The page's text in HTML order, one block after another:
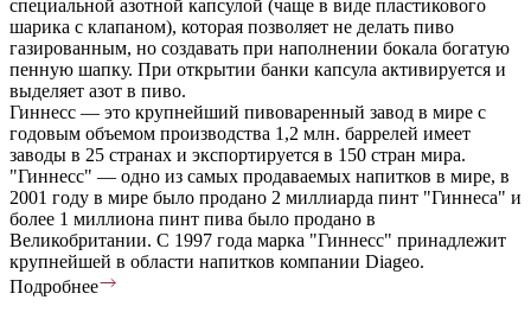
специальной азотной капсулой (чаще в виде пластикового
шарика с клапаном), которая позволяет не делать пиво
газированным, но создавать при наполнении бокала богатую
пенную шапку. При открытии банки капсула активируется и
выделяет азот в пиво.
Гиннесс — это крупнейший пивоваренный завод в мире с
годовым объемом производства 1,2 млн. баррелей имеет
заводы в 25 странах и экспортируется в 150 стран мира.
"Гиннесс" — одно из самых продаваемых напитков в мире, в
2001 году в мире было продано 2 миллиарда пинт "Гиннеса" и
более 1 миллиона пинт пива было продано в
Великобритании. С 1997 года марка "Гиннесс" принадлежит
крупнейшей в области напитков компании Diageo.
Подробнее